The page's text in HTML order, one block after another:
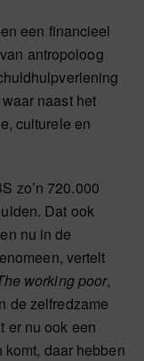
een financieel
antropoloog
naast het
culturele en
zo’n 720.000
Dat ook
nu in de
vertelt
working poor,
de zelfredzame
er nu ook een
daar hebben